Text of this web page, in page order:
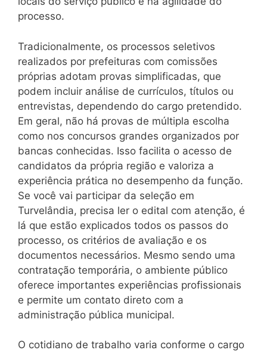
processo.
Tradicionalmente, os processos seletivos
realizados por prefeituras com comissões
próprias adotam provas simplificadas, que
podem incluir análise de currículos, títulos ou
entrevistas, dependendo do cargo pretendido.
Em geral, não há provas de múltipla escolha
como nos concursos grandes organizados por
bancas conhecidas. Isso facilita o acesso de
candidatos da própria região e valoriza a
experiência prática no desempenho da função.
Se você vai participar da seleção em
Turvelândia, precisa ler o edital com atenção, é
lá que estão explicados todos os passos do
processo, os critérios de avaliação e os
documentos necessários. Mesmo sendo uma
contratação temporária, o ambiente público
oferece importantes experiências profissionais
e permite um contato direto com a
administração pública municipal.
O cotidiano de trabalho varia conforme o cargo